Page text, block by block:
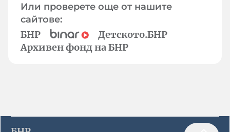
Или проверете още от нашите
сайтове:
БНР
Детското.БНР
Архивен фонд на БНР